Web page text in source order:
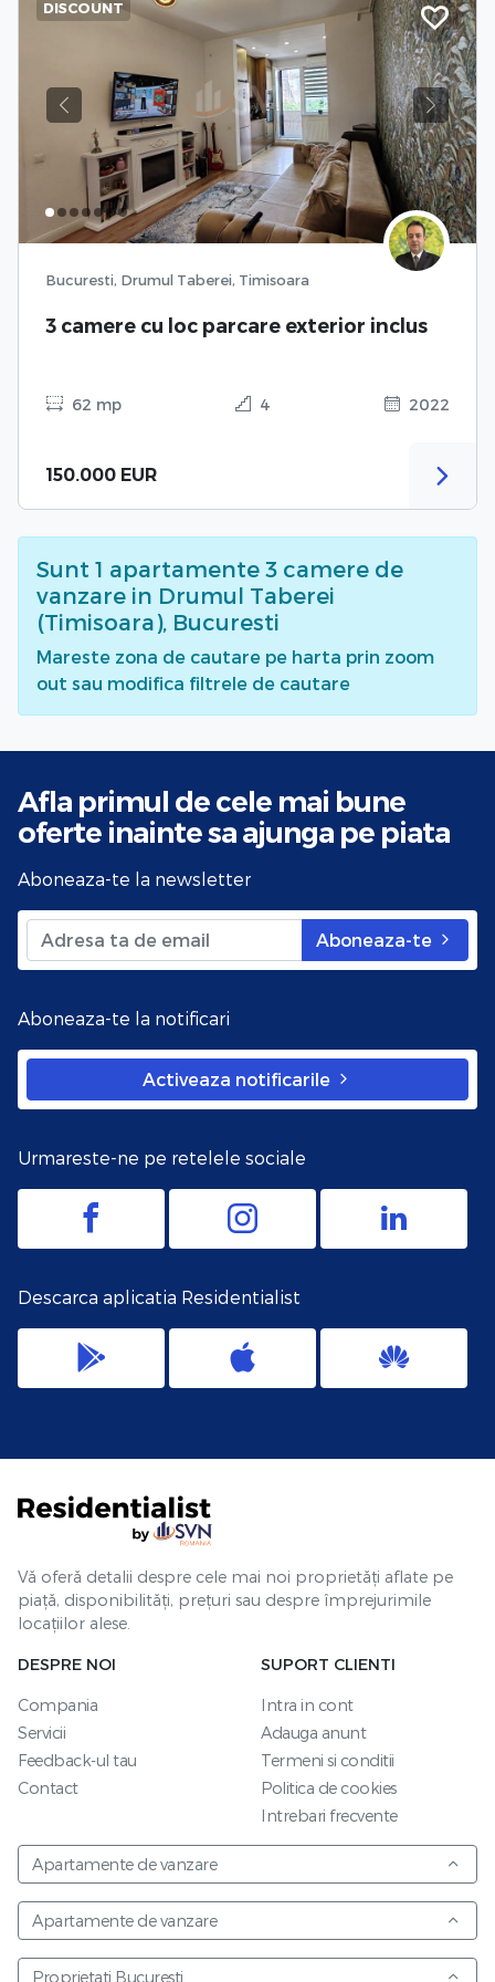
Previous Next
DISCOUNT
Bucuresti, Drumul Taberei, Timisoara
3 camere cu loc parcare exterior inclus
62 mp 4 2022
150.000 EUR
Sunt 1 apartamente 3 camere de
vanzare in Drumul Taberei
(Timisoara), Bucuresti
Mareste zona de cautare pe harta prin zoom
out sau modifica filtrele de cautare
Afla primul de cele mai bune
oferte inainte sa ajunga pe piata
Aboneaza-te la newsletter
Aboneaza-te
Aboneaza-te la notificari
Activeaza notificarile
Urmareste-ne pe retelele sociale
Descarca aplicatia Residentialist
Vă oferă detalii despre cele mai noi proprietăți aflate pe
piață, disponibilități, prețuri sau despre împrejurimile
locațiilor alese.
DESPRE NOI
Compania
Servicii
Feedback-ul tau
Contact
SUPORT CLIENTI
Intra in cont
Adauga anunt
Termeni si conditii
Politica de cookies
Intrebari frecvente
Apartamente de vanzare
Apartamente de vanzare
Proprietati Bucuresti